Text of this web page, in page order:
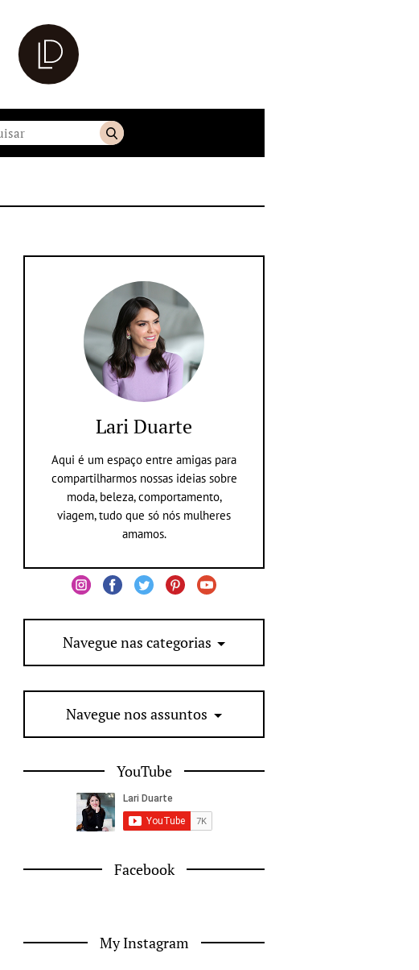
Lari Duarte
Aqui é um espaço entre amigas para
compartilharmos nossas ideias sobre
moda, beleza, comportamento,
viagem, tudo que só nós mulheres
amamos.
Navegue nas categorias
Navegue nos assuntos
YouTube
Facebook
My Instagram